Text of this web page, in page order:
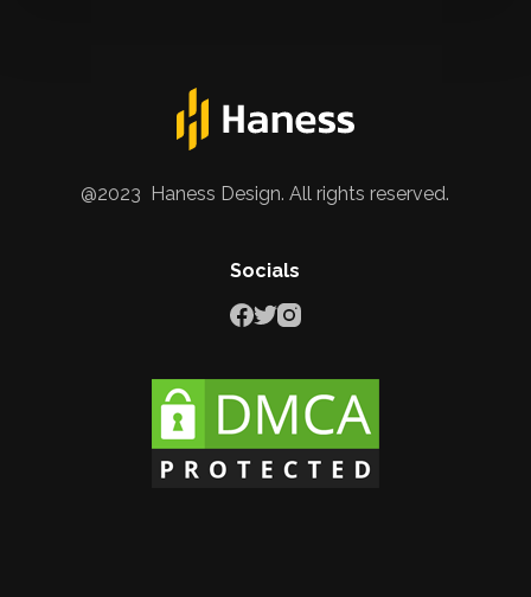
@2023 Haness Design. All rights reserved.
Socials